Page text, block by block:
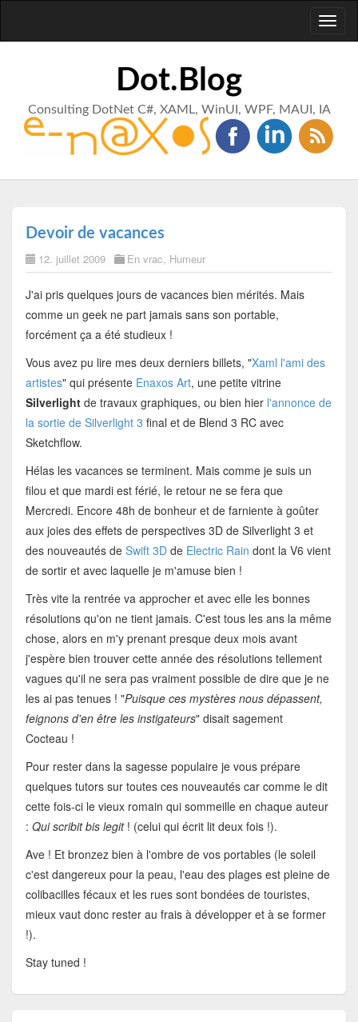
Dot.Blog
Consulting DotNet C#, XAML, WinUI, WPF, MAUI, IA
Devoir de vacances
12. juillet 2009 En vrac, Humeur
J'ai pris quelques jours de vacances bien mérités. Mais
comme un geek ne part jamais sans son portable,
forcément ça a été studieux !
Vous avez pu lire mes deux derniers billets, "Xaml l'ami des
artistes" qui présente Enaxos Art, une petite vitrine
Silverlightde travaux graphiques, ou bien hier l'annonce de
la sortie de Silverlight 3 final et de Blend 3 RC avec
Sketchflow.
Hélas les vacances se terminent. Mais comme je suis un
filou et que mardi est férié, le retour ne se fera que
Mercredi. Encore 48h de bonheur et de farniente à goûter
aux joies des effets de perspectives 3D de Silverlight 3 et
des nouveautés de Swift 3D de Electric Rain dont la V6 vient
de sortir et avec laquelle je m'amuse bien !
Très vite la rentrée va approcher et avec elle les bonnes
résolutions qu'on ne tient jamais. C'est tous les ans la même
chose, alors en m'y prenant presque deux mois avant
j'espère bien trouver cette année des résolutions tellement
vagues qu'il ne sera pas vraiment possible de dire que je ne
les ai pas tenues ! "Puisque ces mystères nous dépassent,
feignons d'en être les instigateurs" disait sagement
Cocteau !
Pour rester dans la sagesse populaire je vous prépare
quelques tutors sur toutes ces nouveautés car comme le dit
cette fois-ci le vieux romain qui sommeille en chaque auteur
: Qui scribit bis legit! (celui qui écrit lit deux fois !).
Ave ! Et bronzez bien à l'ombre de vos portables (le soleil
c'est dangereux pour la peau, l'eau des plages est pleine de
colibacilles fécaux et les rues sont bondées de touristes,
mieux vaut donc rester au frais à développer et à se former
!).
Stay tuned !